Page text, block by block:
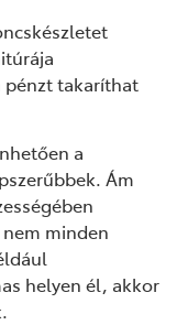
pénzt takaríthat
a
Ám
minden
helyen él, akkor